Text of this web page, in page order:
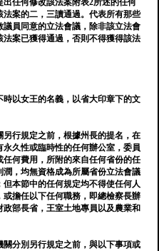
任何修改該法案附表2所述的任何
案的二，三讀通過。代表所有那些
員同意的立法會議，除非該立法會
案已獲得通過，否則不得獲得該法
以女王的名義，以省大印章下的文
行規定之前，根據州長的提名，在
久性或臨時性的任何辦公室，委員
何費用，所附的來自任何省份的任
，均無資格成為所屬省份立法會議
本節中的任何規定均不得使任何人
擔任以下任何職務，即總檢察長辦
部長省，王室土地專員以及農業和
分別另行規定之前，與以下事項或